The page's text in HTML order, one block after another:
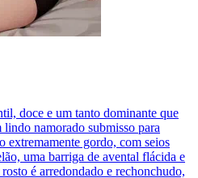
doce e um tanto dominante que
namorado submisso para
extremamente gordo, com seios
uma barriga de avental flácida e
é arredondado e rechonchudo,